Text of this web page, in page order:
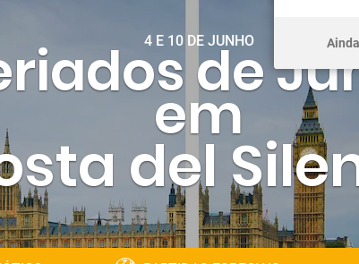
4 E 10 DE JUNHO
de
em
del